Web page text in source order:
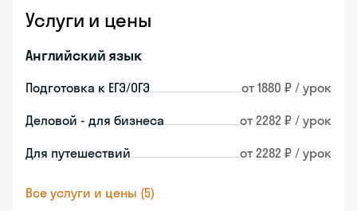
Услуги и цены
Английский язык
Подготовка к ЕГЭ/ОГЭ от 1880 ₽ / урок
Деловой - для бизнеса от 2282 ₽ / урок
Для путешествий от 2282 ₽ / урок
Все услуги и цены (5)